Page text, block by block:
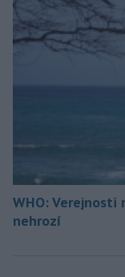
WHO:
nehrozí